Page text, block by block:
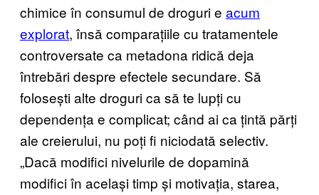
chimice în consumul de droguri e acum
explorat, însă comparațiile cu tratamentele
controversate ca metadona ridică deja
întrebări despre efectele secundare. Să
folosești alte droguri ca să te lupți cu
dependența e complicat; când ai ca țintă părți
ale creierului, nu poți fi niciodată selectiv.
„Dacă modifici nivelurile de dopamină
modifici în același timp și motivația, starea,